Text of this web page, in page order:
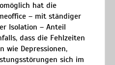
hat die
– mit ständiger
Isolation – Anteil
dass die Fehlzeiten
wie Depressionen,
sich im